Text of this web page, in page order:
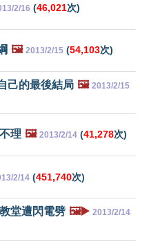
2/16 (46,021次)
🖼️ 2013/2/15 (54,103次)
己的最後結局 🖼️ 2013/2/15
理 🖼️ 2013/2/14 (41,278次)
2/14 (451,740次)
堂遭閃電劈 🖼️▶️ 2013/2/14